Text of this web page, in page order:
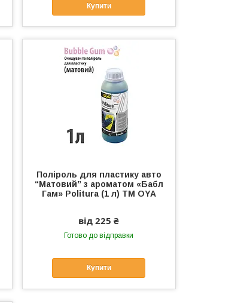
Купити
Поліроль для пластику авто
“Матовий” з ароматом «Бабл
Гам» Politura (1 л) ТМ OYA
від 225 ₴
Готово до відправки
Купити